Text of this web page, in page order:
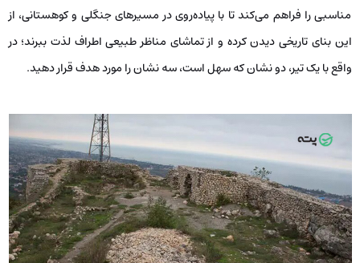
مناسبی را فراهم می‌کند تا با پیاده‌روی در مسیرهای جنگلی و کوهستانی، از
این بنای تاریخی دیدن کرده و از تماشای مناظر طبیعی اطراف لذت ببرند؛ در
واقع با یک تیر، دو نشان که سهل است، سه نشان را مورد هدف قرار دهید.